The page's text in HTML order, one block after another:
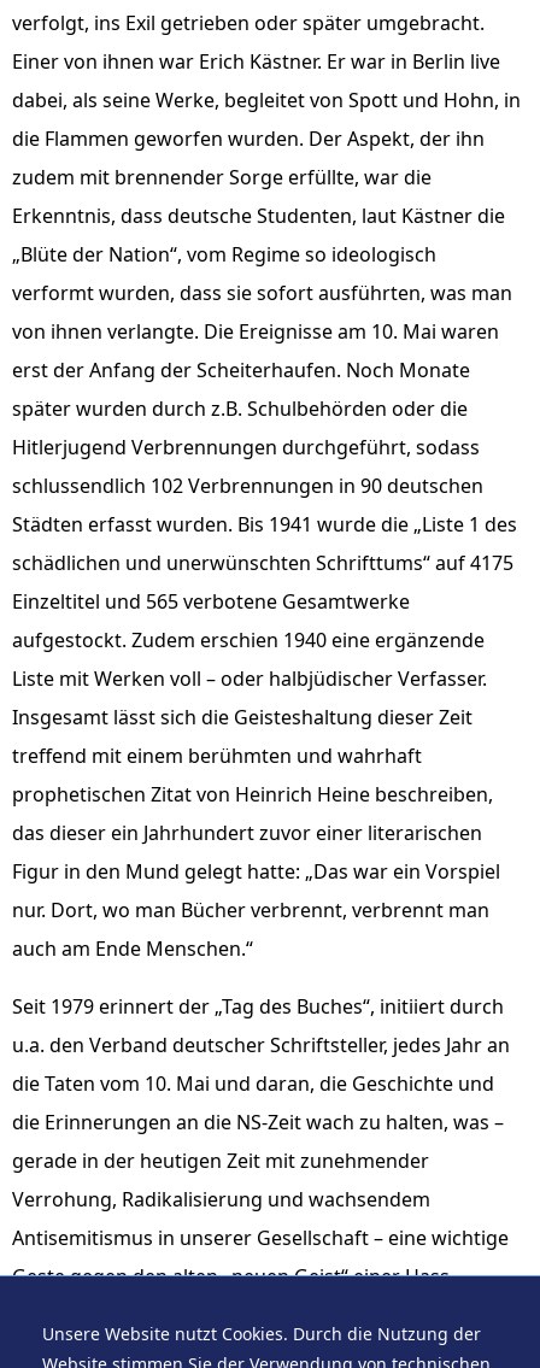
verfolgt, ins Exil getrieben oder später umgebracht.
Einer von ihnen war Erich Kästner. Er war in Berlin live
dabei, als seine Werke, begleitet von Spott und Hohn, in
die Flammen geworfen wurden. Der Aspekt, der ihn
zudem mit brennender Sorge erfüllte, war die
Erkenntnis, dass deutsche Studenten, laut Kästner die
„Blüte der Nation“, vom Regime so ideologisch
verformt wurden, dass sie sofort ausführten, was man
von ihnen verlangte. Die Ereignisse am 10. Mai waren
erst der Anfang der Scheiterhaufen. Noch Monate
später wurden durch z.B. Schulbehörden oder die
Hitlerjugend Verbrennungen durchgeführt, sodass
schlussendlich 102 Verbrennungen in 90 deutschen
Städten erfasst wurden. Bis 1941 wurde die „Liste 1 des
schädlichen und unerwünschten Schrifttums“ auf 4175
Einzeltitel und 565 verbotene Gesamtwerke
aufgestockt. Zudem erschien 1940 eine ergänzende
Liste mit Werken voll – oder halbjüdischer Verfasser.
Insgesamt lässt sich die Geisteshaltung dieser Zeit
treffend mit einem berühmten und wahrhaft
prophetischen Zitat von Heinrich Heine beschreiben,
das dieser ein Jahrhundert zuvor einer literarischen
Figur in den Mund gelegt hatte: „Das war ein Vorspiel
nur. Dort, wo man Bücher verbrennt, verbrennt man
auch am Ende Menschen.“
Seit 1979 erinnert der „Tag des Buches“, initiiert durch
u.a. den Verband deutscher Schriftsteller, jedes Jahr an
die Taten vom 10. Mai und daran, die Geschichte und
die Erinnerungen an die NS-Zeit wach zu halten, was –
gerade in der heutigen Zeit mit zunehmender
Verrohung, Radikalisierung und wachsendem
Antisemitismus in unserer Gesellschaft – eine wichtige
Geste gegen den alten „neuen Geist“ einer Hass-
Unsere Website nutzt Cookies. Durch die Nutzung der